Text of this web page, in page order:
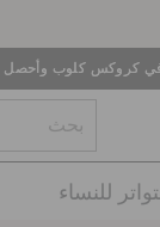
كروكس كلوب وأحصل
للنساء